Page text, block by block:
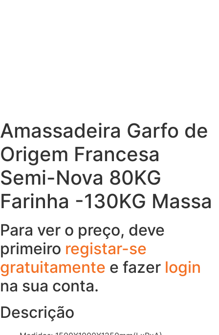
Amassadeira Garfo de
Origem Francesa
Semi-Nova 80KG
Farinha -130KG Massa
Para ver o preço, deve
primeiro registar-se
gratuitamente e fazer login
na sua conta.
Descrição